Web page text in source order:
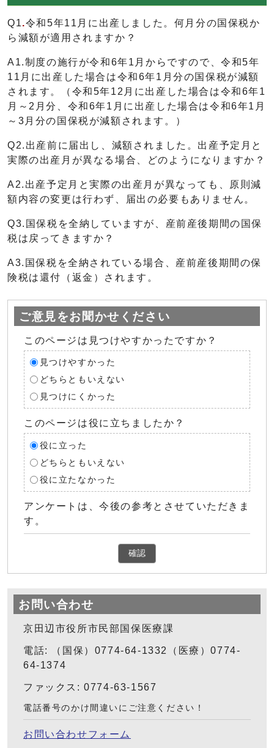
Q1.令和5年11月に出産しました。何月分の国保税か
ら減額が適用されますか？
A1.制度の施行が令和6年1月からですので、令和5年
11月に出産した場合は令和6年1月分の国保税が減額
されます。（令和5年12月に出産した場合は令和6年1
月～2月分、令和6年1月に出産した場合は令和6年1月
～3月分の国保税が減額されます。）
Q2.出産前に届出し、減額されました。出産予定月と
実際の出産月が異なる場合、どのようになりますか？
A2.出産予定月と実際の出産月が異なっても、原則減
額内容の変更は行わず、届出の必要もありません。
Q3.国保税を全納していますが、産前産後期間の国保
税は戻ってきますか？
A3.国保税を全納されている場合、産前産後期間の保
険税は還付（返金）されます。
ご意見をお聞かせください
このページは見つけやすかったですか？
見つけやすかった
どちらともいえない
見つけにくかった
このページは役に立ちましたか？
役に立った
どちらともいえない
役に立たなかった
アンケートは、今後の参考とさせていただきま
す。
確認
お問い合わせ
京田辺市役所市民部国保医療課
電話: （国保）0774-64-1332（医療）0774-
64-1374
ファックス: 0774-63-1567
電話番号のかけ間違いにご注意ください！
お問い合わせフォーム